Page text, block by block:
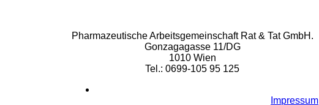
Pharmazeutische Arbeitsgemeinschaft Rat & Tat GmbH.
Gonzagagasse 11/DG
1010 Wien
Tel.: 0699-105 95 125
Impressum